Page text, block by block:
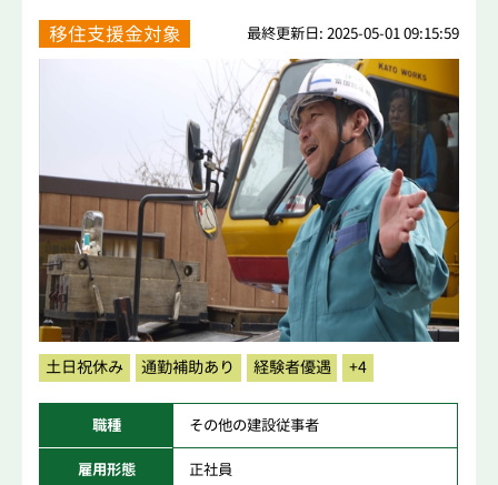
移住支援金対象 最終更新日: 2025-05-01 09:15:59
土日祝休み 通勤補助あり 経験者優遇 +4
職種 その他の建設従事者
雇用形態 正社員